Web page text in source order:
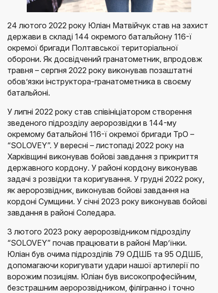
24 лютого 2022 року Юліан Матвійчук став на захист
держави в складі 144 окремого батальйону 116-ї
окремої бригади Полтавської територіальної
оборони. Як досвідчений гранатометник, впродовж
травня – серпня 2022 року виконував позаштатні
обов’язки інструктора-гранатометника в своєму
батальйоні.
У липні 2022 року став співініціатором створення
зведеного підрозділу аеророзвідки в 144-му
окремому батальйоні 116-ї окремої бригади ТрО –
“SOLOVEY”. У вересні – листопаді 2022 року на
Харківщині виконував бойові завдання з прикриття
державного кордону. У районі кордону виконував
задачі з розвідки та коригування. У грудні 2022 року,
як аеророзвідник, виконував бойові завдання на
кордоні Сумщини. У січні 2023 року виконував бойові
завдання в районі Соледара.
З лютого 2023 року аеророзвідником підрозділу
“SOLOVEY” почав працювати в районі Мар’їнки.
Юліан був очима підрозділів 79 ОДШБ та 95 ОДШБ,
допомагаючи коригувати удари нашої артилерії по
ворожим позиціям. Юліан був високопрофесійним,
безстрашним аеророзвідником, філігранно і точно